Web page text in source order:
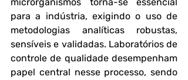
para a indústria, exigindo o uso de
metodologias analíticas robustas,
sensíveis e validadas. Laboratórios de
controle de qualidade desempenham
papel central nesse processo, sendo